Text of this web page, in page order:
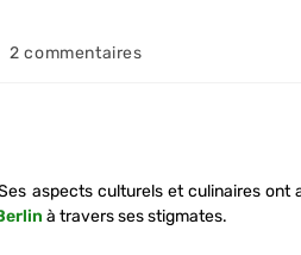
2 commentaires
aspects culturels et culinaires ont
à travers ses stigmates.